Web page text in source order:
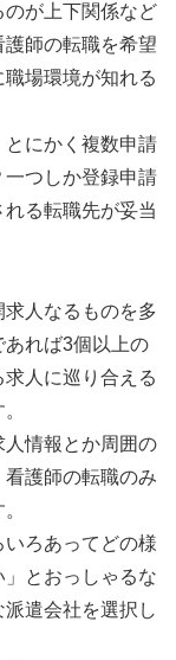
が上下関係など
師の転職を希望
場環境が知れる
にかく複数申請
つしか登録申請
る転職先が妥当
人なるものを多
れば3個以上の
人に巡り合える
人情報とか周囲の
護師の転職のみ
ろあってどの様
とおっしゃるな
遣会社を選択し